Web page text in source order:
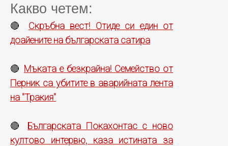
Какво четем:
🔴 Скръбна вест! Отиде си един от
доайените на българската сатира
🔴 Мъката е безкрайна! Семейство от
Перник са убитите в аварийната лента
на "Тракия"
🔴
Българската Покахонтас с ново
култово интервю, каза истината за